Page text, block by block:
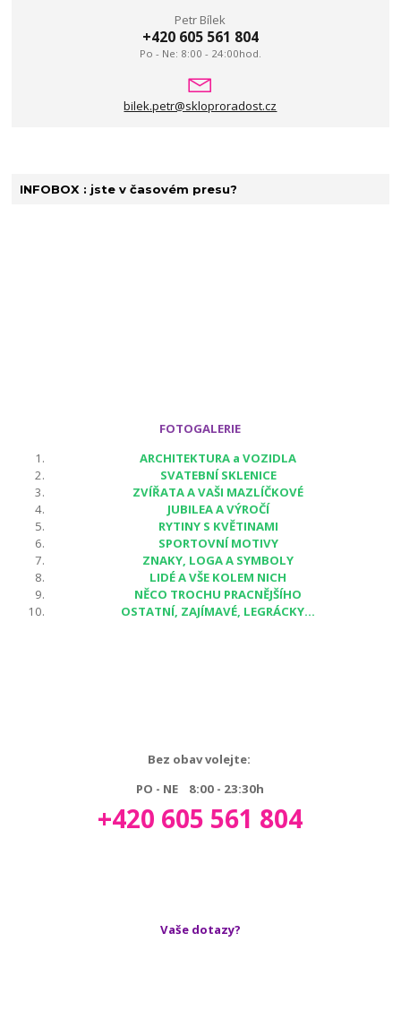
Petr Bílek
+420 605 561 804
Po - Ne: 8:00 - 24:00hod.
bilek.petr@skloproradost.cz
INFOBOX : jste v časovém presu?
FOTOGALERIE
ARCHITEKTURA a VOZIDLA
SVATEBNÍ SKLENICE
ZVÍŘATA A VAŠI MAZLÍČKOVÉ
JUBILEA A VÝROČÍ
RYTINY S KVĚTINAMI
SPORTOVNÍ MOTIVY
ZNAKY, LOGA A SYMBOLY
LIDÉ A VŠE KOLEM NICH
NĚCO TROCHU PRACNĚJŠÍHO
OSTATNÍ, ZAJÍMAVÉ, LEGRÁCKY...
Bez obav volejte:
PO - NE 8:00 - 23:30h
+420 605 561 804
Vaše dotazy?